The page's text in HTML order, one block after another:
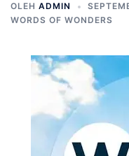
OLEH ADMIN
WORDS OF WONDERS